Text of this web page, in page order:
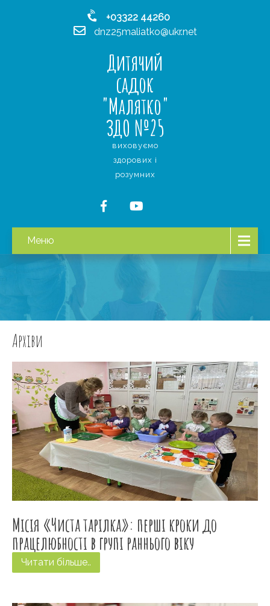
+03322 44260
dnz25maliatko@ukr.net
Дитячий
садок
"Малятко"
ЗДО №25
виховуємо
здорових і
розумних
Меню
Архіви
Місія «Чиста тарілка»: перші кроки до
працелюбності в групі раннього віку
Читати більше..